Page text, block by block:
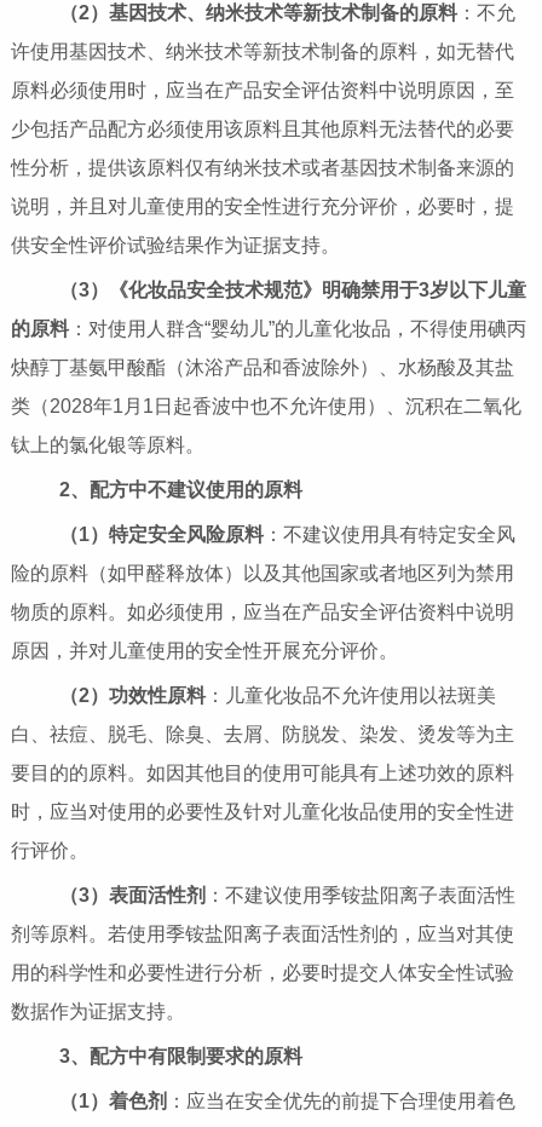
（2）基因技术、纳米技术等新技术制备的原料：不允
许使用基因技术、纳米技术等新技术制备的原料，如无替代
原料必须使用时，应当在产品安全评估资料中说明原因，至
少包括产品配方必须使用该原料且其他原料无法替代的必要
性分析，提供该原料仅有纳米技术或者基因技术制备来源的
说明，并且对儿童使用的安全性进行充分评价，必要时，提
供安全性评价试验结果作为证据支持。
（3）《化妆品安全技术规范》明确禁用于3岁以下儿童
的原料：对使用人群含“婴幼儿”的儿童化妆品，不得使用碘丙
炔醇丁基氨甲酸酯（沐浴产品和香波除外）、水杨酸及其盐
类（2028年1月1日起香波中也不允许使用）、沉积在二氧化
钛上的氯化银等原料。
2、配方中不建议使用的原料
（1）特定安全风险原料：不建议使用具有特定安全风
险的原料（如甲醛释放体）以及其他国家或者地区列为禁用
物质的原料。如必须使用，应当在产品安全评估资料中说明
原因，并对儿童使用的安全性开展充分评价。
（2）功效性原料：儿童化妆品不允许使用以祛斑美
白、祛痘、脱毛、除臭、去屑、防脱发、染发、烫发等为主
要目的的原料。如因其他目的使用可能具有上述功效的原料
时，应当对使用的必要性及针对儿童化妆品使用的安全性进
行评价。
（3）表面活性剂 ：不建议使用季铵盐阳离子表面活性
剂等原料。若使用季铵盐阳离子表面活性剂的，应当对其使
用的科学性和必要性进行分析，必要时提交人体安全性试验
数据作为证据支持。
3、配方中有限制要求的原料
（1）着色剂 ：应当在安全优先的前提下合理使用着色